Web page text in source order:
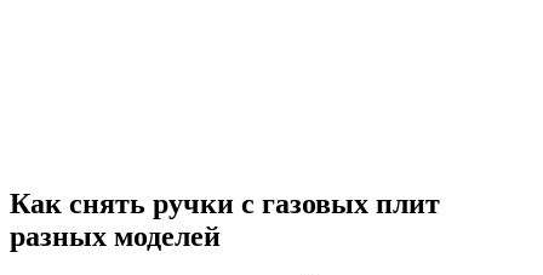
Как снять ручки с газовых плит
разных моделей